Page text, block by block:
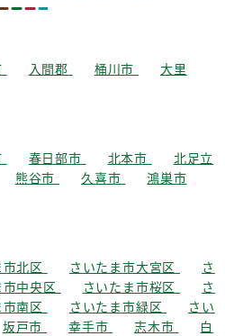
入間郡 桶川市
大里
春日部市 北本市
北足立
熊谷市 久喜市
鴻巣市
北区 さいたま市大宮区
さ
中央区 さいたま市桜区
さ
南区 さいたま市緑区
さい
坂戸市 幸手市 志木市
白